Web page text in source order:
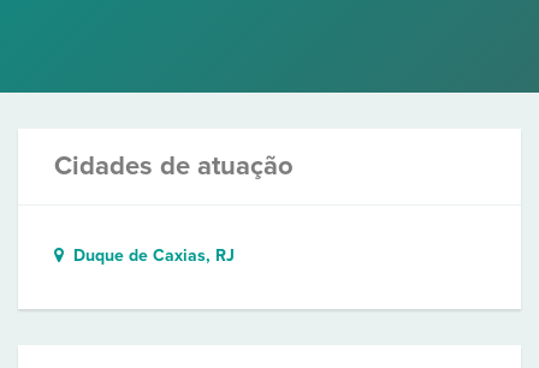
Cidades de atuação
Duque de Caxias, RJ